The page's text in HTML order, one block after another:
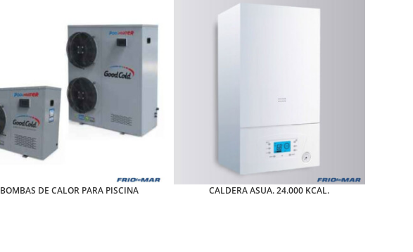
BOMBAS DE CALOR PARA PISCINA CALDERA ASUA. 24.000 KCAL.